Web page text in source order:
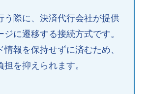
う際に、決済代行会社が提供
ジに遷移する接続方式です。
情報を保持せずに済むため、
を抑えられます。